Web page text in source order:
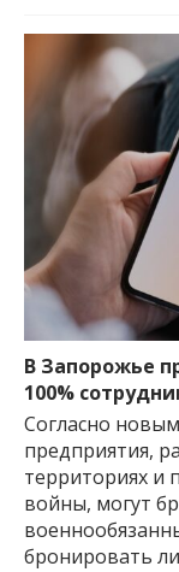
В Запорожье
100%
Согласно
предприятия,
территориях и
войны, могут
бронировать